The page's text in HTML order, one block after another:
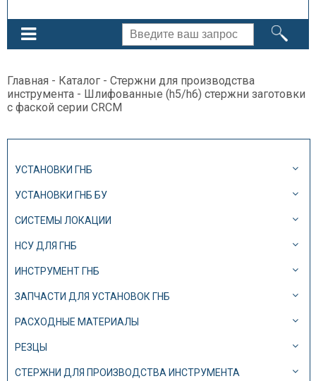
Главная - Каталог - Стержни для производства
инструмента - Шлифованные (h5/h6) стержни заготовки
с фаской серии CRCM
УСТАНОВКИ ГНБ
УСТАНОВКИ ГНБ БУ
СИСТЕМЫ ЛОКАЦИИ
НСУ ДЛЯ ГНБ
ИНСТРУМЕНТ ГНБ
ЗАПЧАСТИ ДЛЯ УСТАНОВОК ГНБ
РАСХОДНЫЕ МАТЕРИАЛЫ
РЕЗЦЫ
СТЕРЖНИ ДЛЯ ПРОИЗВОДСТВА ИНСТРУМЕНТА